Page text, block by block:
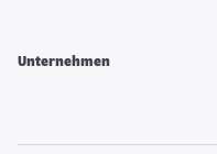
Unternehmen